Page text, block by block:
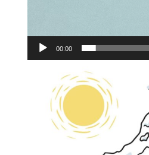
00:00